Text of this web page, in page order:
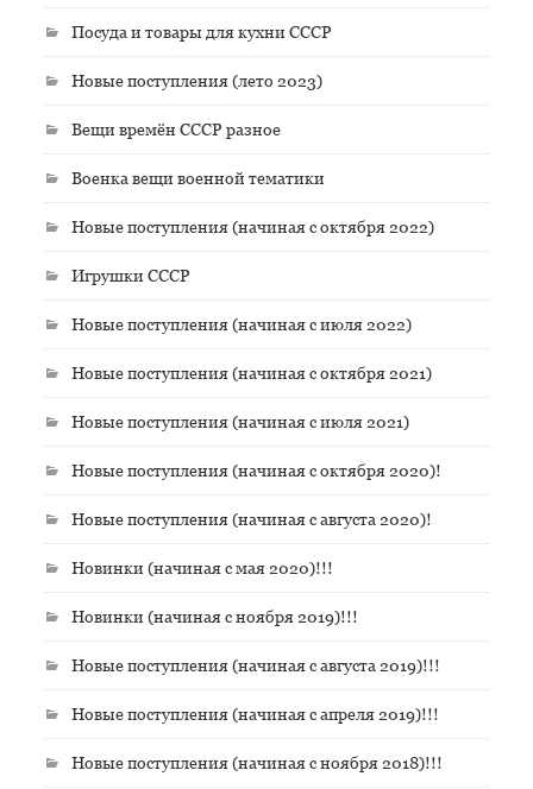
Посуда и товары для кухни СССР
Новые поступления (лето 2023)
Вещи времён СССР разное
Военка вещи военной тематики
Новые поступления (начиная с октября 2022)
Игрушки СССР
Новые поступления (начиная с июля 2022)
Новые поступления (начиная с октября 2021)
Новые поступления (начиная с июля 2021)
Новые поступления (начиная с октября 2020)!
Новые поступления (начиная с августа 2020)!
Новинки (начиная с мая 2020)!!!
Новинки (начиная с ноября 2019)!!!
Новые поступления (начиная с августа 2019)!!!
Новые поступления (начиная с апреля 2019)!!!
Новые поступления (начиная с ноября 2018)!!!